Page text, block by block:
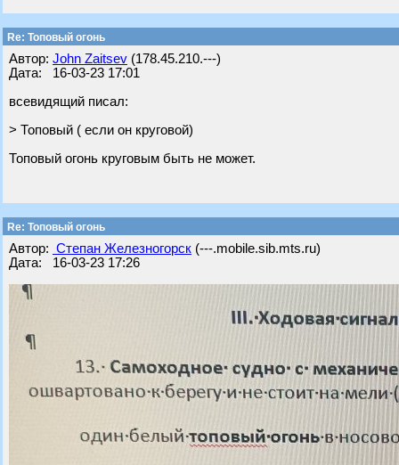
Re: Топовый огонь
Автор: John Zaitsev (178.45.210.---)
Дата: 16-03-23 17:01
всевидящий писал:
> Топовый ( если он круговой)
Топовый огонь круговым быть не может.
Re: Топовый огонь
Автор: Степан Железногорск (---.mobile.sib.mts.ru)
Дата: 16-03-23 17:26